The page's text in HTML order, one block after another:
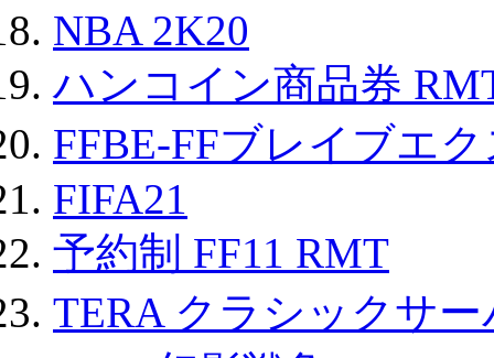
NBA 2K20
ハンコイン商品券
FFBE-FFブレイブエ
FIFA21
予約制 FF11 RMT
TERA クラシックサ